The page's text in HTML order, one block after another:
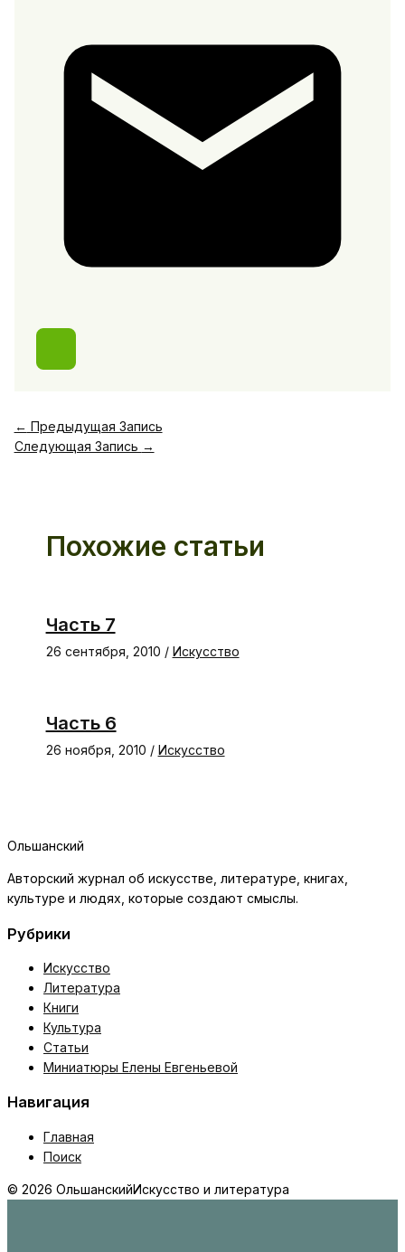
← Предыдущая Запись
Следующая Запись →
Похожие статьи
Часть 7
26 сентября, 2010 / Искусство
Часть 6
26 ноября, 2010 / Искусство
Ольшанский
Авторский журнал об искусстве, литературе, книгах,
культуре и людях, которые создают смыслы.
Рубрики
Искусство
Литература
Книги
Культура
Статьи
Миниатюры Елены Евгеньевой
Навигация
Главная
Поиск
© 2026 ОльшанскийИскусство и литература